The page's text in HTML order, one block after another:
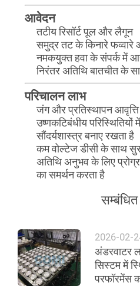
आवेदन
तटीय रिसॉर्ट पूल और लैगून
समुद्र तट के किनारे फव्वारे
नमकयुक्त हवा के संपर्क में
निरंतर अतिथि बातचीत के
परिचालन लाभ
जंग और प्रतिस्थापन
उष्णकटिबंधीय परिस्थितियों
सौंदर्यशास्त्र बनाए रखता है
कम वोल्टेज डीसी के साथ
अतिथि अनुभव के लिए
का समर्थन करता है
2026-02-
अंडरवाटर
सिस्टम में
परफॉरमेंस